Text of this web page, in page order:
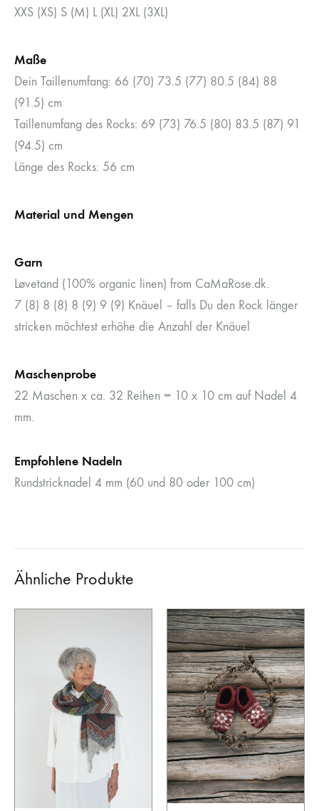
XXS (XS) S (M) L (XL) 2XL (3XL)
Maße
Dein Taillenumfang: 66 (70) 73.5 (77) 80.5 (84) 88
(91.5) cm
Taillenumfang des Rocks: 69 (73) 76.5 (80) 83.5 (87) 91
(94.5) cm
Länge des Rocks: 56 cm
Material und Mengen
Garn
Løvetand (100% organic linen) from CaMaRose.dk.
7 (8) 8 (8) 8 (9) 9 (9) Knäuel – falls Du den Rock länger
stricken möchtest erhöhe die Anzahl der Knäuel
Maschenprobe
22 Maschen x ca. 32 Reihen = 10 x 10 cm auf Nadel 4
mm.
Empfohlene Nadeln
Rundstricknadel 4 mm (60 und 80 oder 100 cm)
Ähnliche Produkte